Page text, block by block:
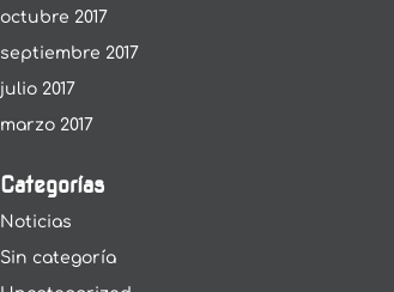
octubre 2017
septiembre 2017
julio 2017
marzo 2017
Categorías
Noticias
Sin categoría